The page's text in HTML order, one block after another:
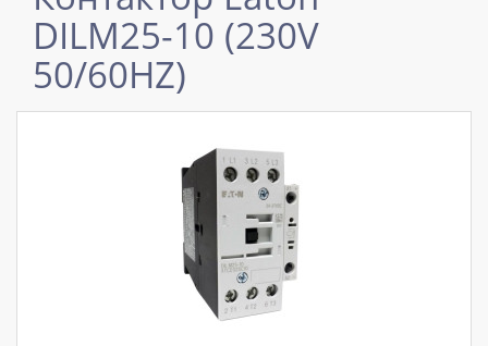
DILM25-10 (230V
50/60HZ)